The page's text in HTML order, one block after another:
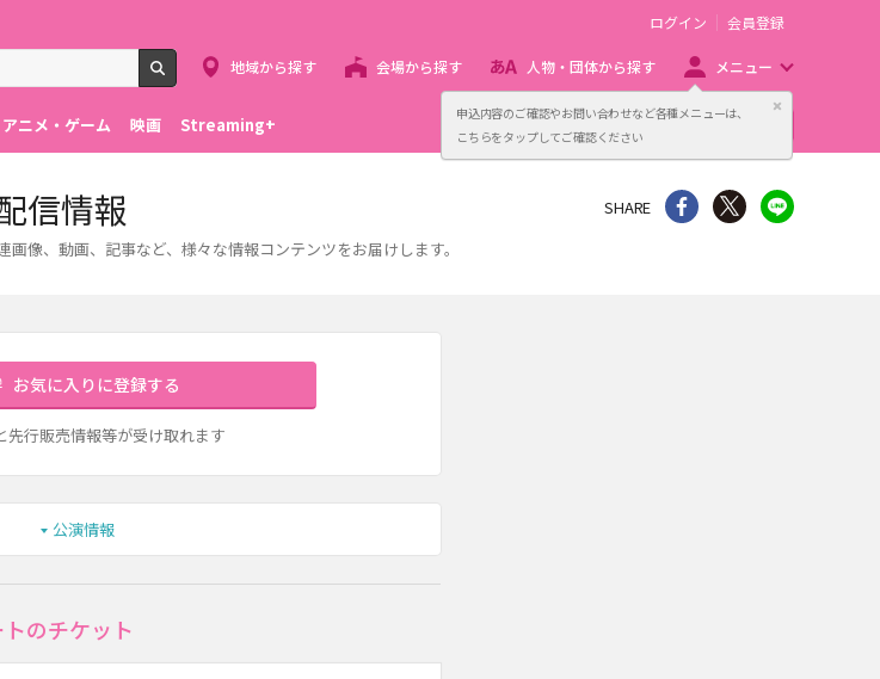
申込内容のご確認やお問い合わせなど各種メニューは、
こちらをタップしてご確認ください
閉じる
検索
ログイン 会員登録
地域から探す 会場から探す 人物・団体から探す メニュー
アニメ・ゲーム 映画 Streaming+ 主催者向け販売サービス
信情報
像、動画、記事など、様々な情報コンテンツをお届けします。
SHARE シェア Twitter
お気に入りに登録する
先行販売情報等が受け取れます
公演情報
のチケット